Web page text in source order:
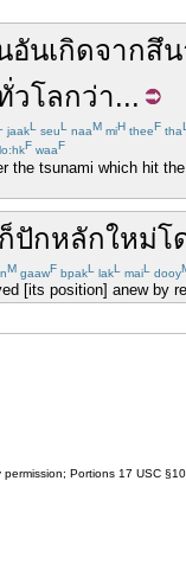
อันเกิดจากสึ
วโลกว่า...
jaakL seuL naaM miH theeF thaL
lo:hkF waaF
tsunami which hit
ก็ปักหลักใหม่โ
M gaawF bpakL lakL maiL dooy
[its position] anew by
Portions 17 USC